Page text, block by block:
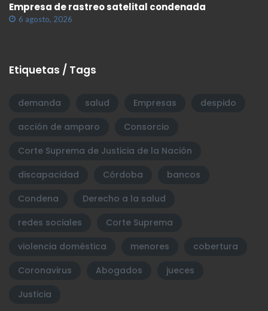
Empresa de rastreo satelital condenada
6 agosto, 2026
Etiquetas / Tags
demanda salud Empresas
despido
acción de amparo
Consorcio
Corte Suprema de Justicia de la Nación
discapacidad
Córdoba
bancos
Condena
Derecho a la salud
redes sociales
Corte Suprema
violencia doméstica
menores
cobertura
Coronavirus
Abogados
jueces
Justicia